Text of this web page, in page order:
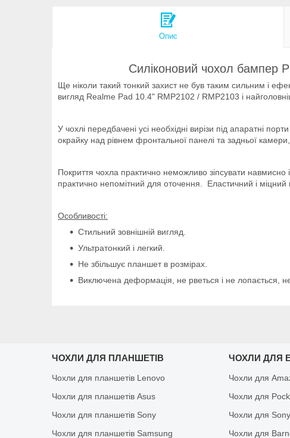
Опис
Силіконовий чохол бампер
Ще ніколи такий тонкий захист не був таким сильним і
вигляд Realme Pad 10.4" RMP2102 / RMP2103 і
У чохлі передбачені усі необхідні вирізи під апаратні
окрайку над рівнем фронтальної панелі та задньої
Покриття чохла практично неможливо зіпсувати навмисно
практично непомітний для оточення. Еластичний і
Особливості:
Стильний зовнішній вигляд.
Ультратонкий і легкий.
Не збільшує планшет в розмірах.
Виключена деформація, не рветься і не лопається, не
ЧОХЛИ ДЛЯ ПЛАНШЕТІВ
Чохли для планшетів Lenovo
Чохли для планшетів Asus
Чохли для планшетів Sony
Чохли для планшетів Samsung
ЧОХЛИ ДЛЯ
Чохли для
Чохли для
Чохли для Sony
Чохли для